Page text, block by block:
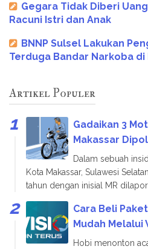
Gegara Tidak Diberi
Racuni Istri dan Anak
BNNP Sulsel Lakukan
Terduga Bandar Narkoba di
Artikel Populer
Gadaikan 3
Makassar
Dalam sebuah
Kota Makassar, Sulawesi
tahun dengan inisial MR
Cara Beli
Mudah Melalui
Hobi menonton